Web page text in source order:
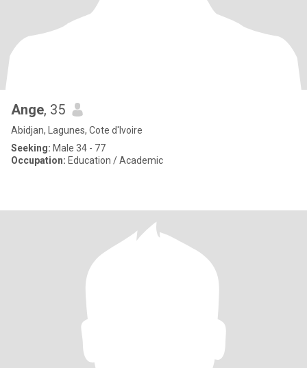
Ange, 35
Abidjan, Lagunes, Cote d'Ivoire
Seeking: Male 34 - 77
Occupation: Education / Academic